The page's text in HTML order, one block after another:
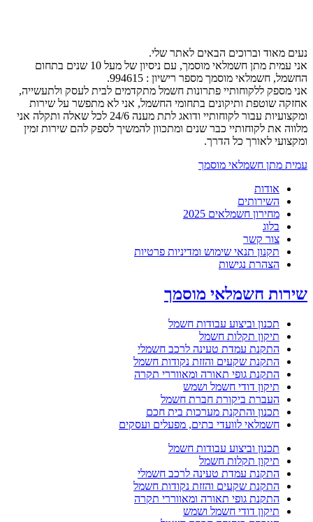
נעים מאוד וברוכים הבאים לאתר שלי.
אני עמית מתן חשמלאי מוסמך, עם ניסיון של מעל 10 שנים בתחום
החשמל, חשמלאי מוסמך מספר רישיון : 994615.
אני מספק ללקוחותיי פתרונות חשמל מתקדמים לבית לעסק ולתעשייה,
אחזקה שוטפת ותיקונים בתחומי החשמל, אני לא מתפשר על שירות
ומקצועיות עבור לקוחותיי ודואג לתת מענה 24/6 לכל שאלה ותקלה אני
מלווה את לקוחותיי כבר שנים ומתכוון להמשיך לספק להם שירות זמין
ומקצועי לאורך כל הדרך.
עמית מתן חשמלאי מוסמך
אודות
השירותים
מחירון חשמלאים 2025
בלוג
צור קשר
תקנון תנאי שימוש ומדיניות פרטיות
הצהרת נגישות
שירות חשמלאי מוסמך
תכנון וביצוע עבודות חשמל
תיקון תקלות חשמל
התקנת עמדת טעינה לרכב חשמלי
התקנת שקעים והזזת נקודות חשמל
התקנת גופי תאורה ומאווררי תקרה
תיקון דודי חשמל ושמש
העברת ביקורת חברת חשמל
תכנון והתקנת מערכות בית חכם
חשמלאי לוועדי בתים, מפעלים ועסקים
תכנון וביצוע עבודות חשמל
תיקון תקלות חשמל
התקנת עמדת טעינה לרכב חשמלי
התקנת שקעים והזזת נקודות חשמל
התקנת גופי תאורה ומאווררי תקרה
תיקון דודי חשמל ושמש